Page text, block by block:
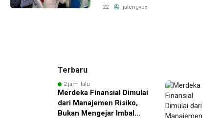
22 jatengvox
Terbaru
2 jam lalu
Merdeka Finansial Dimulai
dari Manajemen Risiko,
Bukan Mengejar Imbal